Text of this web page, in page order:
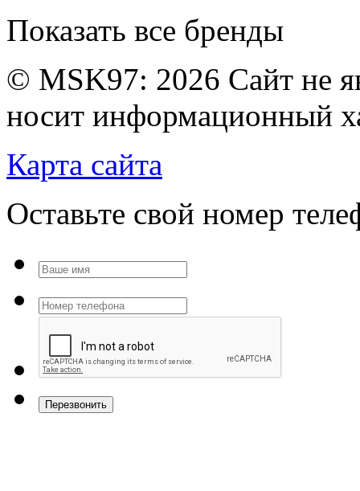
Показать все бренды
© MSK97: 2026 Сайт не
носит информационный
Карта сайта
Оставьте свой номер
Перезвонить